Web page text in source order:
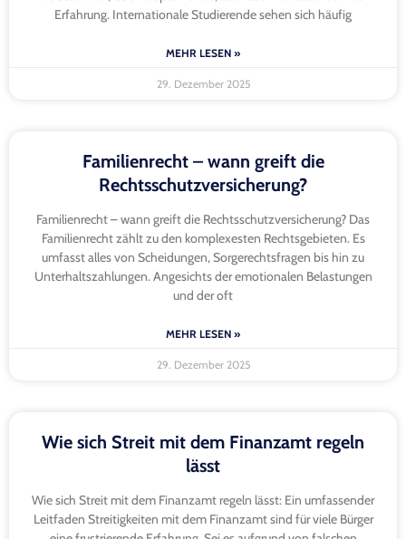
Erfahrung. Internationale Studierende sehen sich häufig
MEHR LESEN »
29. Dezember 2025
Familienrecht – wann greift die
Rechtsschutzversicherung?
Familienrecht – wann greift die Rechtsschutzversicherung? Das
Familienrecht zählt zu den komplexesten Rechtsgebieten. Es
umfasst alles von Scheidungen, Sorgerechtsfragen bis hin zu
Unterhaltszahlungen. Angesichts der emotionalen Belastungen
und der oft
MEHR LESEN »
29. Dezember 2025
Wie sich Streit mit dem Finanzamt regeln
lässt
Wie sich Streit mit dem Finanzamt regeln lässt: Ein umfassender
Leitfaden Streitigkeiten mit dem Finanzamt sind für viele Bürger